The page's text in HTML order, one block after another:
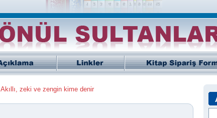
Akıllı, zeki ve zengin kime denir